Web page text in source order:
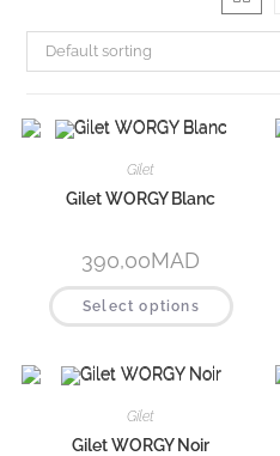
Default sorting
Gilet
Gilet WORGY Blanc
390,00MAD
Select options
Gilet
Gilet WORGY Noir